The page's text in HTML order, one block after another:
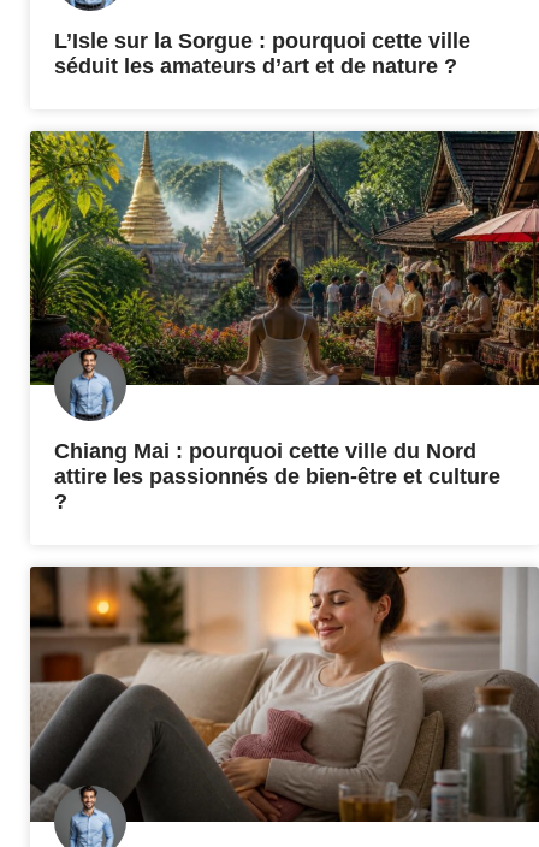
L’Isle sur la Sorgue : pourquoi cette ville
séduit les amateurs d’art et de nature ?
Chiang Mai : pourquoi cette ville du Nord
attire les passionnés de bien-être et culture
?